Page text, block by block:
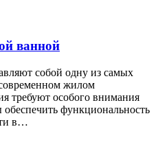
ванной
собой одну из самых
жилом
требуют особого внимания
обеспечить функциональность
в…